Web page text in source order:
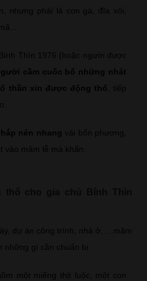
nhưng phải là con gà, đĩa xôi,
Thìn 1976 (hoặc người được
cầm cuốc bổ những nhát
thần xin được động thổ , tiếp
nén nhang vái bốn phương,
mâm lễ mà khấn.
dự án công trình, nhà ở,….mâm
những gì cần chuẩn bị:
một miếng thịt luộc, một con